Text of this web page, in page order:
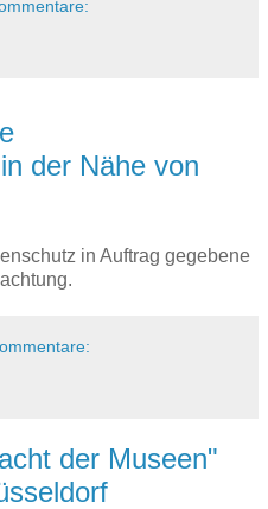
der Nähe von
in Auftrag gegebene
der Museen"